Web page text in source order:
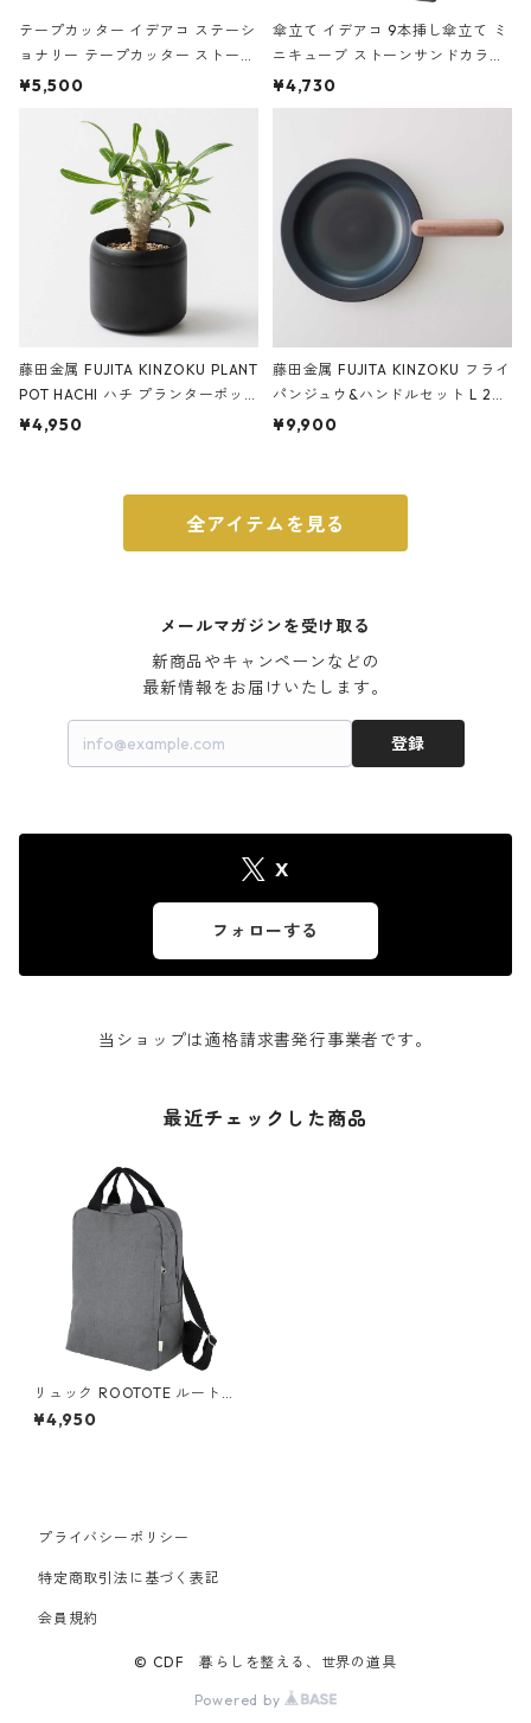
テープカッター イデアコ ステーシ
ョナリー テープカッター ストーン
サンドカラー 石調 ideaco Station
¥5,500
傘立て イデアコ 9本挿し傘立て ミ
ニキューブ ストーンサンドカラー
石調 ideaco Umbrella Stand CUB
E ストーンサンドブラック
¥4,730
藤田金属 FUJITA KINZOKU PLANT
POT HACHI ハチ プランターポッ
ト 3号 ブラック
¥4,950
藤田金属 FUJITA KINZOKU フライ
パンジュウ&ハンドルセット L 24c
m ガス火・IH対応 鉄フライパン
¥9,900
全アイテムを見る
メールマガジンを受け取る
新商品やキャンペーンなどの
最新情報をお届けいたします。
登録
X
フォローする
当ショップは適格請求書発行事業者です。
最近チェックした商品
リュック ROOTOTE ルートー
ト セオルー.リペレントキャン
バス 撥水加工 ファスナー開閉
¥4,950
プライバシーポリシー
特定商取引法に基づく表記
会員規約
© CDF 暮らしを整える、世界の道具
Powered by